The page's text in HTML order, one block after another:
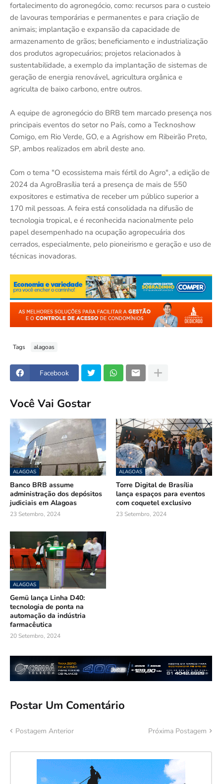
fortalecimento do agronegócio, como: recursos para o custeio
de lavouras temporárias e permanentes e para criação de
animais; implantação e expansão da capacidade de
armazenamento de grãos; beneficiamento e industrialização
dos produtos agropecuários; projetos relacionados à
sustentabilidade, a exemplo da implantação de sistemas de
geração de energia renovável, agricultura orgânica e
agriculta de baixo carbono, entre outros.
A equipe de agronegócio do BRB tem marcado presença nos
principais eventos do setor no País, como a Tecknoshow
Comigo, em Rio Verde, GO, e a Agrishow em Ribeirão Preto,
SP, ambos realizados em abril deste ano.
Com o tema "O ecossistema mais fértil do Agro", a edição de
2024 da AgroBrasília terá a presença de mais de 550
expositores e estimativa de receber um público superior a
170 mil pessoas. A feira está consolidada na difusão de
tecnologia tropical, e é reconhecida nacionalmente pelo
papel desempenhado na ocupação agropecuária dos
cerrados, especialmente, pelo pioneirismo e geração e uso de
técnicas inovadoras.
Tags alagoas
Facebook
Você Vai Gostar
ALAGOAS
Banco BRB assume
administração dos depósitos
judiciais em Alagoas
23 Setembro, 2024
ALAGOAS
Torre Digital de Brasília
lança espaços para eventos
com coquetel exclusivo
23 Setembro, 2024
ALAGOAS
Gemü lança Linha D40:
tecnologia de ponta na
automação da indústria
farmacêutica
20 Setembro, 2024
Postar Um Comentário
Postagem Anterior Próxima Postagem